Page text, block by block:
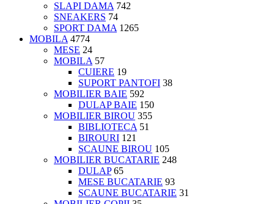
SLAPI DAMA 742
SNEAKERS 74
SPORT DAMA 1265
MOBILA 4774
MESE 24
MOBILA 57
CUIERE 19
SUPORT PANTOFI 38
MOBILIER BAIE 592
DULAP BAIE 150
MOBILIER BIROU 355
BIBLIOTECA 51
BIROURI 121
SCAUNE BIROU 105
MOBILIER BUCATARIE 248
DULAP 65
MESE BUCATARIE 93
SCAUNE BUCATARIE 31